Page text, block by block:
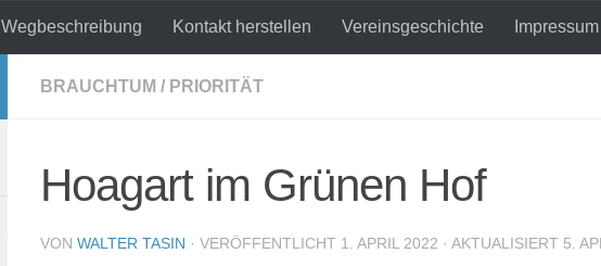
Wegbeschreibung Kontakt herstellen Vereinsgeschichte Impressum
BRAUCHTUM / PRIORITÄT
Hoagart im Grünen Hof
VON WALTER TASIN · VERÖFFENTLICHT 1. APRIL 2022 · AKTUALISIERT 5.